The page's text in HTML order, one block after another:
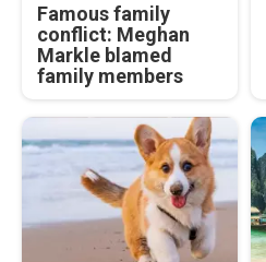
Famous family
conflict: Meghan
Markle blamed
family members